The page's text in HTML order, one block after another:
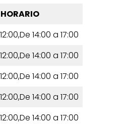
HORARIO
14:00 a 17:00
14:00 a 17:00
14:00 a 17:00
14:00 a 17:00
14:00 a 17:00